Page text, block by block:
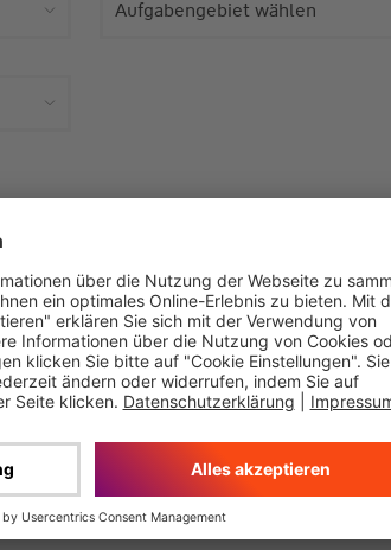
Aufgabengebiet wählen
Alle Angebote (0)
Beschäftigungsart
Jobangebote gefunden